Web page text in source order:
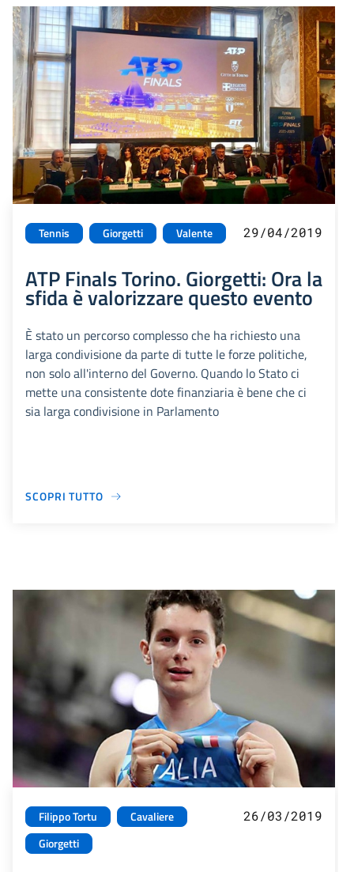
Tennis Giorgetti Valente 29/04/2019
ATP Finals Torino. Giorgetti: Ora la
sfida è valorizzare questo evento
È stato un percorso complesso che ha richiesto una
larga condivisione da parte di tutte le forze politiche,
non solo all'interno del Governo. Quando lo Stato ci
mette una consistente dote finanziaria è bene che ci
sia larga condivisione in Parlamento
SCOPRI TUTTO
Filippo Tortu
Cavaliere
Giorgetti
26/03/2019